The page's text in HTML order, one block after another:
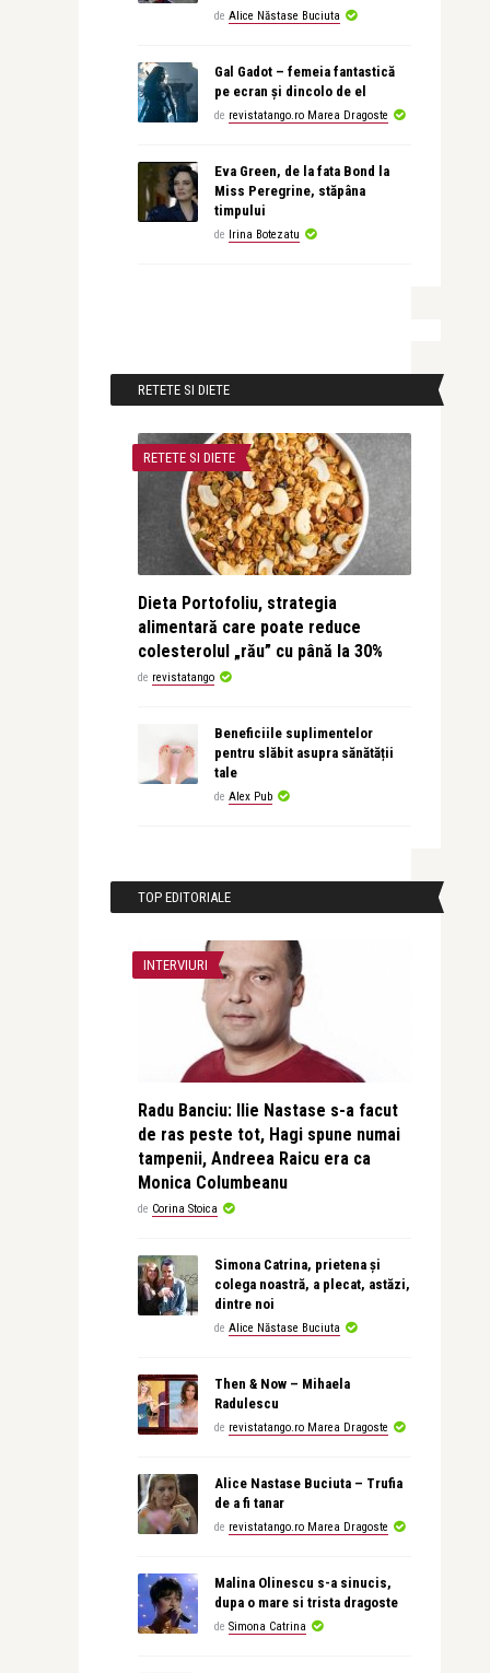
de Alice Năstase Buciuta
Gal Gadot – femeia fantastică
pe ecran și dincolo de el
de revistatango.ro Marea Dragoste
Eva Green, de la fata Bond la
Miss Peregrine, stăpâna
timpului
de Irina Botezatu
RETETE SI DIETE
RETETE SI DIETE
Dieta Portofoliu, strategia
alimentară care poate reduce
colesterolul „rău” cu până la 30%
de revistatango
Beneficiile suplimentelor
pentru slăbit asupra sănătății
tale
de Alex Pub
TOP EDITORIALE
INTERVIURI
Radu Banciu: Ilie Nastase s-a facut
de ras peste tot, Hagi spune numai
tampenii, Andreea Raicu era ca
Monica Columbeanu
de Corina Stoica
Simona Catrina, prietena și
colega noastră, a plecat, astăzi,
dintre noi
de Alice Năstase Buciuta
Then & Now – Mihaela
Radulescu
de revistatango.ro Marea Dragoste
Alice Nastase Buciuta – Trufia
de a fi tanar
de revistatango.ro Marea Dragoste
Malina Olinescu s-a sinucis,
dupa o mare si trista dragoste
de Simona Catrina